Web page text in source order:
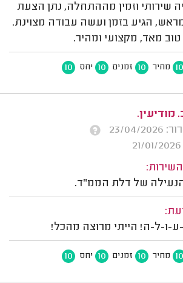
שירותי וזמין מההתחלה, נתן הצעת
הגיע בזמן ועשה עבודה מצוינת.
טוב מאד, מקצועי ומהיר.
10 מחיר 10 זמנים 10 יחס 10
מודיעין.
04/2026
הנעילה של דלת הממ"ד.
ע-ו-ל-ה! הייתי מרוצה מהכל!
10 מחיר 10 זמנים 10 יחס 10